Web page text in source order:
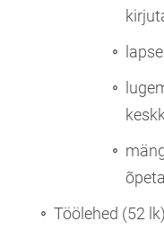
Töölehed (52